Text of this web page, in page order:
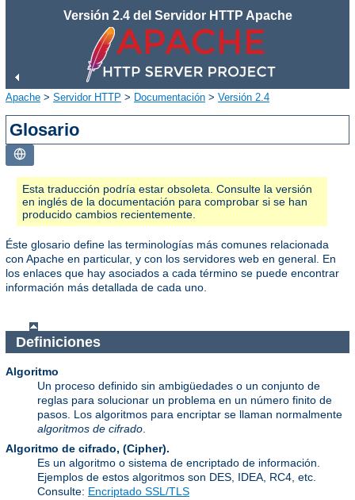
Versión 2.4 del Servidor HTTP Apache
Apache > Servidor HTTP > Documentación > Versión 2.4
Glosario
Esta traducción podría estar obsoleta. Consulte la versión
en inglés de la documentación para comprobar si se han
producido cambios recientemente.
Éste glosario define las terminologías más comunes relacionada
con Apache en particular, y con los servidores web en general. En
los enlaces que hay asociados a cada término se puede encontrar
información más detallada de cada uno.
Definiciones
Algoritmo
Un proceso definido sin ambigüedades o un conjunto de
reglas para solucionar un problema en un número finito de
pasos. Los algoritmos para encriptar se llaman normalmente
algoritmos de cifrado
Algoritmo de cifrado, (Cipher).
Es un algoritmo o sistema de encriptado de información.
Ejemplos de estos algoritmos son DES, IDEA, RC4, etc.
Consulte: Encriptado SSL/TLS